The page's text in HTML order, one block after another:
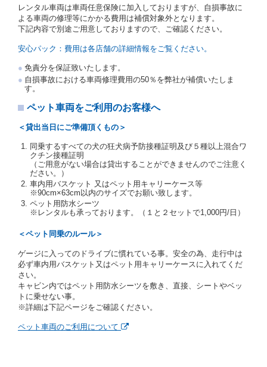
といいます。）の運転免許証の提示を求めるほか、そ
の写しの提出を求めることがあります。この場合、借
受人は、自己が運転者であるときは自己の運転免許証
の運転免許証を提示するものとします。
交通局長通達「レンタカーに関する基本通達」（自
旅第138号 平成7年6月13日）の２．(10)及び(11)の
注２）運転免許証とは、道路交通法第９２条に規定
される運転免許証のうち、道路交通法施行規則第１
９条別記様式第１４の書式の運転免許証をいいま
す。
当社は、貸渡契約の締結にあたり、借受人及び運転者
に対し、運転免許証のほかに本人確認ができる書類の
提示を求め、及び提出された書類の写しをとることが
あります。
当社は、貸渡契約の締結にあたり、借受期間中に借受
人及び運転者と連絡するための携帯電話番号等の告知
を求めます。
レジットカード若しくは現金による支払いを求め、又
借受人は契約後の借受期間の延長はできないものとし
ます。
当社は、借受人又は運転者が前3項に従わない場合
は、貸渡契約の締結を拒絶するとともに、予約を取消
すことができるものとします。なお、この場合の予約
のとします。
レンタル車両は車両任意保険に加入しておりますが、自損事故に
よる車両の修理等にかかる費用は補償対象外となります。
下記内容で別途ご用意しておりますので、ご確認ください。
安心パック：費用は各店舗の詳細情報をご覧ください。
免責分を保証致いたします。
自損事故における車両修理費用の50％を弊社が補償いたしま
す。
ペット車両をご利用のお客様へ
＜貸出当日にご準備頂くもの＞
同乗するすべての犬の狂犬病予防接種証明及び５種以上混合ワ
クチン接種証明
（ご用意がない場合は貸出することができませんのでご注意く
ださい。）
車内用バスケット 又はペット用キャリーケース等
※90cm×63cm以内のサイズでお願い致します。
ペット用防水シーツ
※レンタルも承っております。（１と２セットで1,000円/日）
＜ペット同乗のルール＞
ゲージに入ってのドライブに慣れている事。安全の為、走行中は
必ず車内用バスケット又はペット用キャリーケースに入れてくだ
さい。
キャビン内ではペット用防水シーツを敷き、直接、シートやベッ
トに乗せない事。
※詳細は下記ページをご確認ください。
ペット車両のご利用について